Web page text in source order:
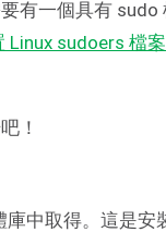
有一個具有
Linux sudoers 檔案
！
庫中取得。這是安